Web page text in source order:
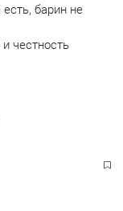
барин не
честность